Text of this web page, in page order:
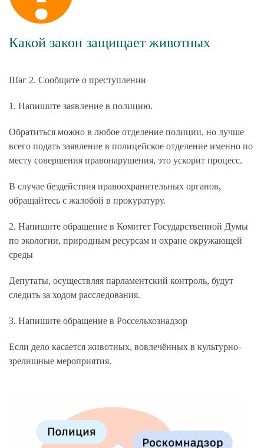
Какой закон защищает животных
Шаг 2. Сообщите о преступлении
1. Напишите заявление в полицию.
Обратиться можно в любое отделение полиции, но лучше
всего подать заявление в полицейское отделение именно по
месту совершения правонарушения, это ускорит процесс.
В случае бездействия правоохранительных органов,
обращайтесь с жалобой в прокуратуру.
2. Напишите обращение в Комитет Государственной Думы
по экологии, природным ресурсам и охране окружающей
среды
Депутаты, осуществляя парламентский контроль, будут
следить за ходом расследования.
3. Напишите обращение в Россельхознадзор
Если дело касается животных, вовлечённых в культурно-
зрелищные мероприятия.